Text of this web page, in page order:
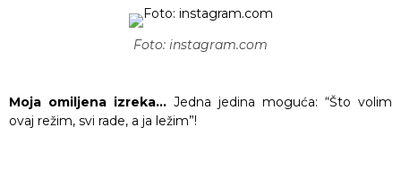
Foto: instagram.com
Moja omiljena izreka… Jedna jedina moguća: “Što volim
ovaj režim, svi rade, a ja ležim”!